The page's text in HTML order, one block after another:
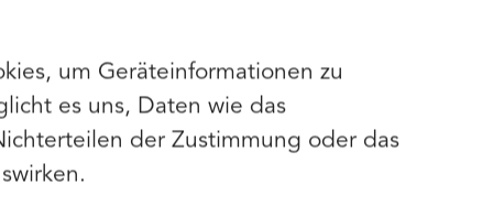
um Geräteinformationen zu
es uns, Daten wie das
der Zustimmung oder das